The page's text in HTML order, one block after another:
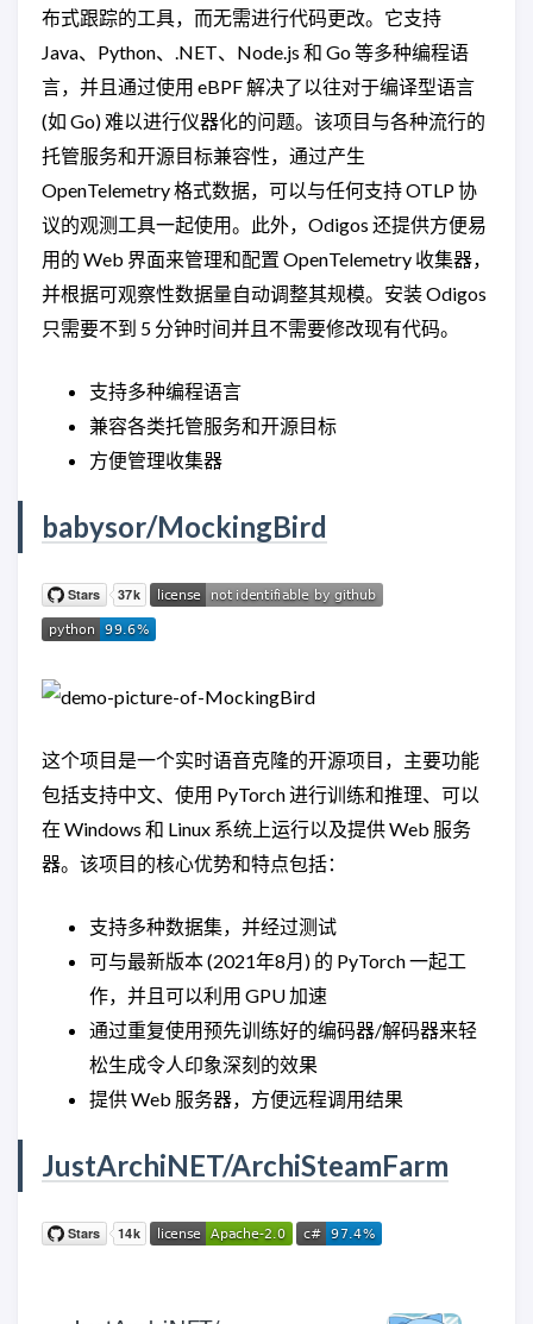
布式跟踪的工具，而无需进行代码更改。它支持
Java、Python、.NET、Node.js 和 Go 等多种编程语
言，并且通过使用 eBPF 解决了以往对于编译型语言
(如 Go) 难以进行仪器化的问题。该项目与各种流行的
托管服务和开源目标兼容性，通过产生
OpenTelemetry 格式数据，可以与任何支持 OTLP 协
议的观测工具一起使用。此外，Odigos 还提供方便易
用的 Web 界面来管理和配置 OpenTelemetry 收集器，
并根据可观察性数据量自动调整其规模。安装 Odigos
只需要不到 5 分钟时间并且不需要修改现有代码。
支持多种编程语言
兼容各类托管服务和开源目标
方便管理收集器
babysor/MockingBird
这个项目是一个实时语音克隆的开源项目，主要功能
包括支持中文、使用 PyTorch 进行训练和推理、可以
在 Windows 和 Linux 系统上运行以及提供 Web 服务
器。该项目的核心优势和特点包括：
支持多种数据集，并经过测试
可与最新版本 (2021年8月) 的 PyTorch 一起工
作，并且可以利用 GPU 加速
通过重复使用预先训练好的编码器/解码器来轻
松生成令人印象深刻的效果
提供 Web 服务器，方便远程调用结果
JustArchiNET/ArchiSteamFarm